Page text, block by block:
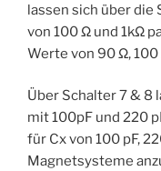
lassen sich über
von 100 Ω und 1kΩ
Werte von 90 Ω,
Über Schalter 7 & 8
mit 100pF und 220
für Cx von 100 pF,
Magnetsysteme